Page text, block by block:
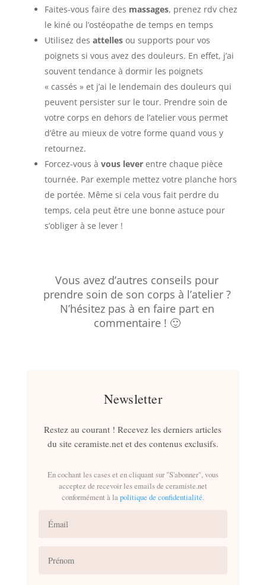
Faites-vous faire des massages, prenez rdv chez
le kiné ou l’ostéopathe de temps en temps
Utilisez des attellesou supports pour vos
poignets si vous avez des douleurs. En effet, j’ai
souvent tendance à dormir les poignets
« cassés » et j’ai le lendemain des douleurs qui
peuvent persister sur le tour. Prendre soin de
votre corps en dehors de l’atelier vous permet
d’être au mieux de votre forme quand vous y
retournez.
Forcez-vous à vous leverentre chaque pièce
tournée. Par exemple mettez votre planche hors
de portée. Même si cela vous fait perdre du
temps, cela peut être une bonne astuce pour
s’obliger à se lever !
Vous avez d’autres conseils pour
prendre soin de son corps à l’atelier ?
N’hésitez pas à en faire part en
commentaire ! 🙂
Newsletter
Restez au courant ! Recevez les derniers articles
du site ceramiste.net et des contenus exclusifs.
En cochant les cases et en cliquant sur "S'abonner", vous
acceptez de recevoir les emails de ceramiste.net
conformément à lapolitique de confidentialité.